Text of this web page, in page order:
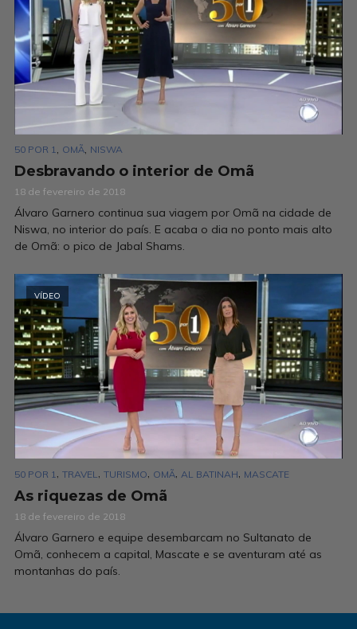
50 POR 1, OMÃ, NISWA
Desbravando o interior de Omã
18 de fevereiro de 2018
Álvaro Garnero continua sua viagem por Omã na cidade de
Niswa, no interior do país. E acaba o dia no ponto mais alto
de Omã: o pico de Jabal Shams.
VÍDEO
50 POR 1 , TRAVEL , TURISMO, OMÃ, AL BATINAH, MASCATE
As riquezas de Omã
18 de fevereiro de 2018
Álvaro Garnero e equipe desembarcam no Sultanato de
Omã, conhecem a capital, Mascate e se aventuram até as
montanhas do país.